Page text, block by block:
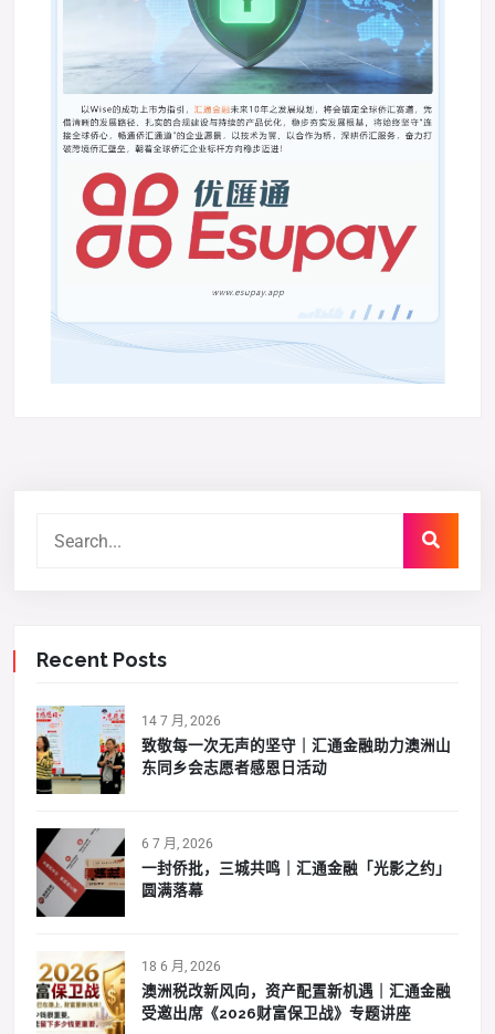
Recent Posts
14 7 月, 2026
致敬每一次无声的坚守｜汇通金融助力澳洲山
东同乡会志愿者感恩日活动
6 7 月, 2026
一封侨批，三城共鸣｜汇通金融「光影之约」
圆满落幕
18 6 月, 2026
澳洲税改新风向，资产配置新机遇｜汇通金融
受邀出席《2026财富保卫战》专题讲座